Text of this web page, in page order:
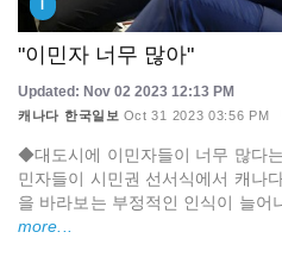
I
"이민자 너무 많아"
Updated: Nov 02 2023 12:13 PM
캐나다 한국일보 Oct 31 2023 03:56 PM
◆대도시에 이민자들이 너무 많다
민자들이 시민권 선서식에서 캐나
을 바라보는 부정적인 인식이 늘어
more...